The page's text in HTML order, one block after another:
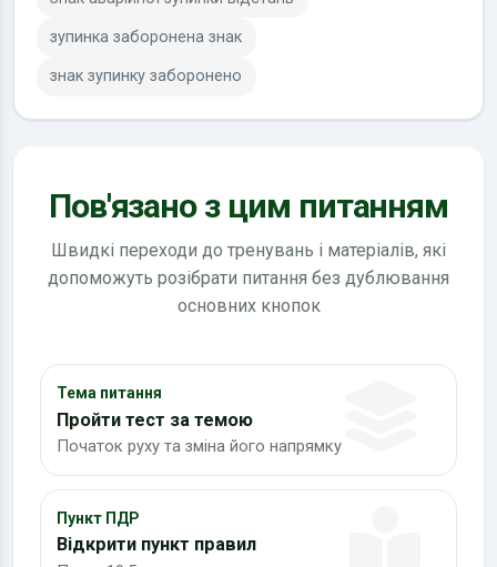
зупинка заборонена знак
знак зупинку заборонено
Пов'язано з цим питанням
Швидкі переходи до тренувань і матеріалів, які
допоможуть розібрати питання без дублювання
основних кнопок
Тема питання
Пройти тест за темою
Початок руху та зміна його напрямку
Пункт ПДР
Відкрити пункт правил